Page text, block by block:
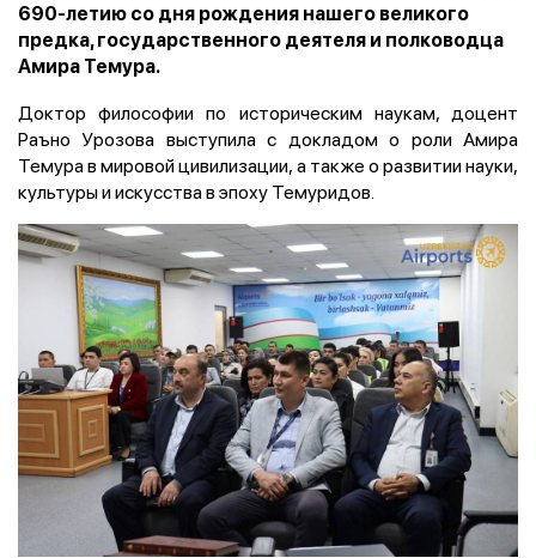
690-летию со дня рождения нашего великого
предка, государственного деятеля и полководца
Амира Темура.
Доктор философии по историческим наукам, доцент
Раъно Урозова выступила с докладом о роли Амира
Темура в мировой цивилизации, а также о развитии науки,
культуры и искусства в эпоху Темуридов.